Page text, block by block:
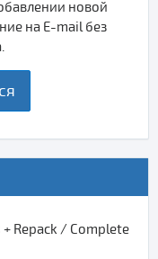
новой
на E-mail без
Repack / Complete